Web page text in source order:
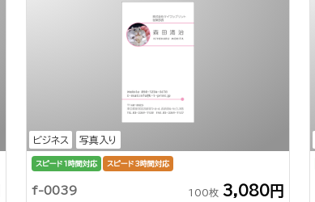
ビジネス 写真入り
スピード1時間対応 スピード3時間対応
f-0039 100枚 3,080円